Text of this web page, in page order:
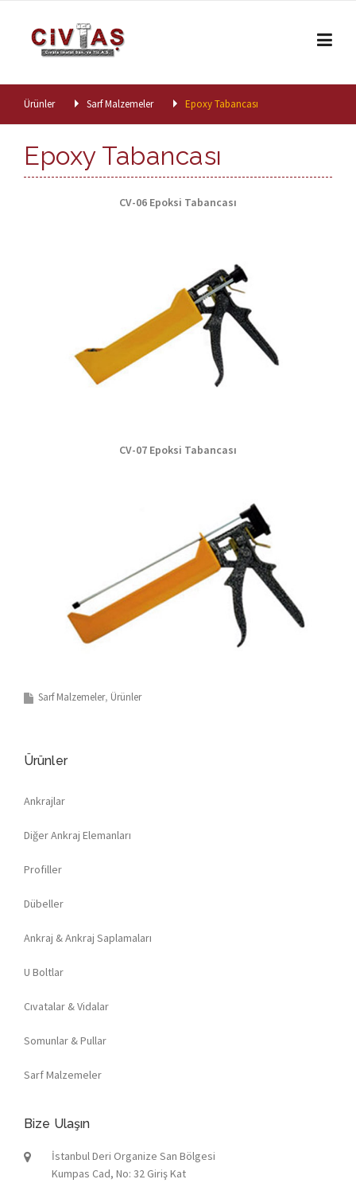
Ürünler Sarf Malzemeler Epoxy Tabancası
Epoxy Tabancası
CV-06 Epoksi Tabancası
CV-07 Epoksi Tabancası
Sarf Malzemeler Ürünler
Ürünler
Ankrajlar
Diğer Ankraj Elemanları
Profiller
Dübeller
Ankraj & Ankraj Saplamaları
U Boltlar
Cıvatalar & Vidalar
Somunlar & Pullar
Sarf Malzemeler
Bize Ulaşın
İstanbul Deri Organize San Bölgesi
Kumpas Cad, No: 32 Giriş Kat